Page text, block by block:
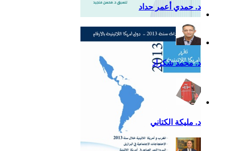
التقرير السياسي لأمريكا
اللاتينية للعام 2020
د. حمدي أعمر حداد
د. محمد شكراد
د. مليكة الكتاني